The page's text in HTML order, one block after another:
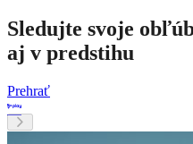
Sledujte svoje
aj v predstihu
Prehrať